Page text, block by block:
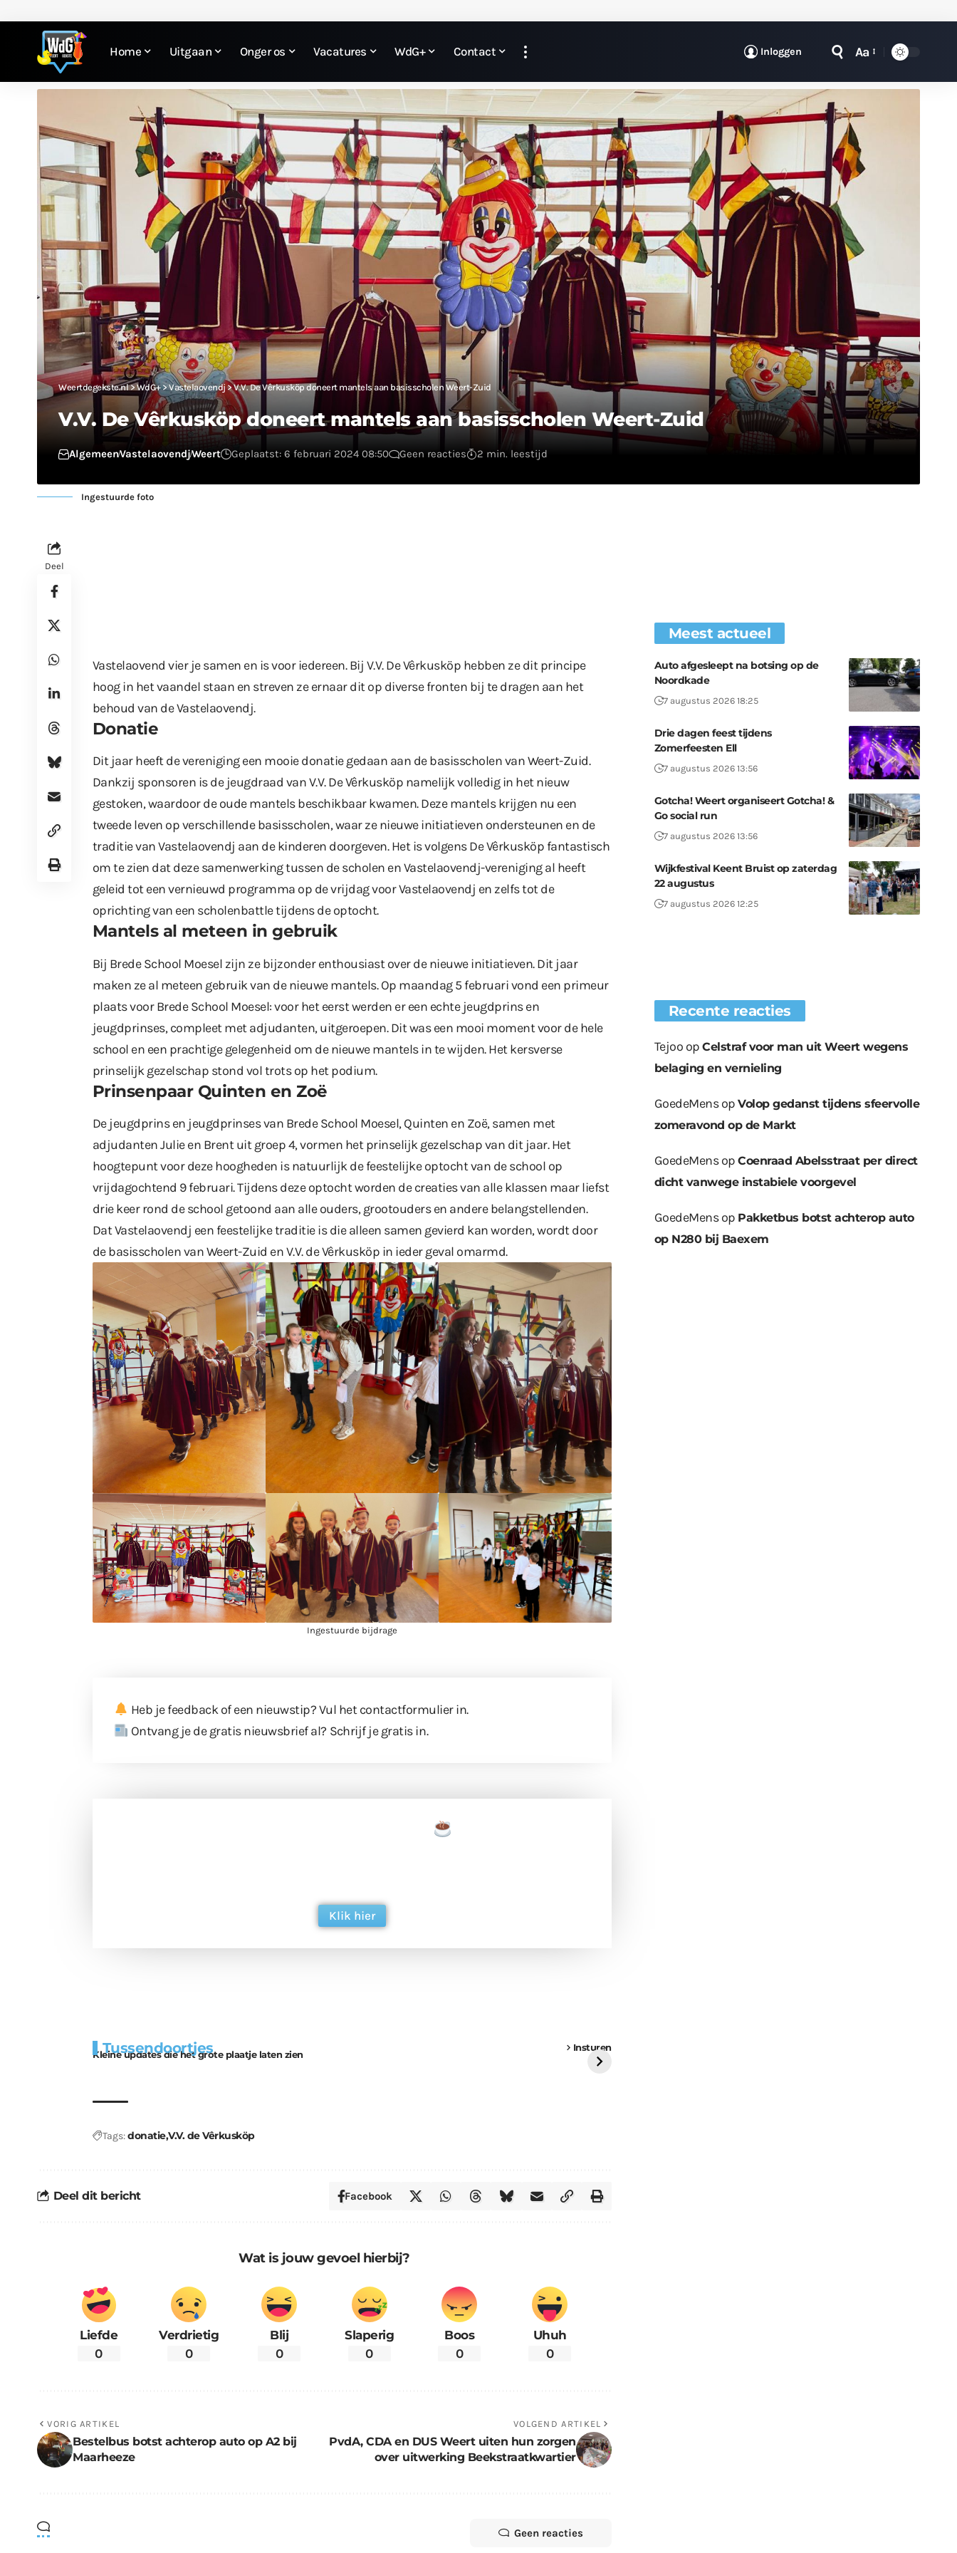
Home Uitgaan Onger os Vacatures WdG+ Contact Inloggen Aa
Weertdegekste.nl>WdG+>Vastelaovendj>V.V. De Vêrkusköp doneert mantels aan basisscholen Weert-Zuid
V.V. De Vêrkusköp doneert mantels aan basisscholen Weert-Zuid
AlgemeenVastelaovendjWeert Geplaatst: 6 februari 2024 08:50 Geen reacties 2 min. leestijd
Ingestuurde foto
Deel
Vastelaovend vier je samen en is voor iedereen. Bij V.V. De Vêrkusköp hebben ze dit principe
hoog in het vaandel staan en streven ze ernaar dit op diverse fronten bij te dragen aan het
behoud van de Vastelaovendj.
Donatie
Dit jaar heeft de vereniging een mooie donatie gedaan aan de basisscholen van Weert-Zuid.
Dankzij sponsoren is de jeugdraad van V.V. De Vêrkusköp namelijk volledig in het nieuw
gestoken, waardoor de oude mantels beschikbaar kwamen. Deze mantels krijgen nu een
tweede leven op verschillende basisscholen, waar ze nieuwe initiatieven ondersteunen en de
traditie van Vastelaovendj aan de kinderen doorgeven. Het is volgens De Vêrkusköp fantastisch
om te zien dat deze samenwerking tussen de scholen en Vastelaovendj-vereniging al heeft
geleid tot een vernieuwd programma op de vrijdag voor Vastelaovendj en zelfs tot de
oprichting van een scholenbattle tijdens de optocht.
Mantels al meteen in gebruik
Bij Brede School Moesel zijn ze bijzonder enthousiast over de nieuwe initiatieven. Dit jaar
maken ze al meteen gebruik van de nieuwe mantels. Op maandag 5 februari vond een primeur
plaats voor Brede School Moesel: voor het eerst werden er een echte jeugdprins en
jeugdprinses, compleet met adjudanten, uitgeroepen. Dit was een mooi moment voor de hele
school en een prachtige gelegenheid om de nieuwe mantels in te wijden. Het kersverse
prinselijk gezelschap stond vol trots op het podium.
Prinsenpaar Quinten en Zoë
De jeugdprins en jeugdprinses van Brede School Moesel, Quinten en Zoë, samen met
adjudanten Julie en Brent uit groep 4, vormen het prinselijk gezelschap van dit jaar. Het
hoogtepunt voor deze hoogheden is natuurlijk de feestelijke optocht van de school op
vrijdagochtend 9 februari. Tijdens deze optocht worden de creaties van alle klassen maar liefst
drie keer rond de school getoond aan alle ouders, grootouders en andere belangstellenden.
Dat Vastelaovendj een feestelijke traditie is die alleen samen gevierd kan worden, wordt door
de basisscholen van Weert-Zuid en V.V. de Vêrkusköp in ieder geval omarmd.
Ingestuurde bijdrage
Heb je feedback of een nieuwstip? Vul het contactformulierin.
Ontvang je de gratis nieuwsbrief al? Schrijf je gratis in.
Klik hier
Tussendoortjes Insturen
Kleine updates die het grote plaatje laten zien
bouwmateriaal voor
kabouters
uitdaging
Tags:donatieV.V. de Vêrkusköp
Deel dit bericht Facebook
Wat is jouw gevoel hierbij?
Liefde
0
Verdrietig
0
Blij
0
Slaperig
0
Boos
0
Uhuh
0
VORIG ARTIKEL
Bestelbus botst achterop auto op A2 bij
Maarheeze
VOLGEND ARTIKEL
PvdA, CDA en DUS Weert uiten hun zorgen
over uitwerking Beekstraatkwartier
Geen reacties
Meest actueel
Auto afgesleept na botsing op de
Noordkade
7 augustus 2026 18:25
Drie dagen feest tijdens
Zomerfeesten Ell
7 augustus 2026 13:56
Gotcha! Weert organiseert Gotcha! &
Go social run
7 augustus 2026 13:56
Wijkfestival Keent Bruist op zaterdag
22 augustus
7 augustus 2026 12:25
Recente reacties
Tejoo opCelstraf voor man uit Weert wegens
belaging en vernieling
GoedeMensopVolop gedanst tijdens sfeervolle
zomeravond op de Markt
GoedeMensopCoenraad Abelsstraat per direct
dicht vanwege instabiele voorgevel
GoedeMensop Pakketbus botst achterop auto
op N280 bij Baexem